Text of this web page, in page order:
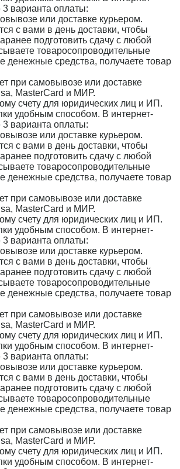
3 варианта оплаты:
или доставке курьером.
с вами в день доставки, чтобы
подготовить сдачу с любой
товаросопроводительные
денежные средства, получаете товар
при самовывозе или доставке
MasterCard и МИР.
счету для юридических лиц и ИП.
удобным способом. В интернет-
3 варианта оплаты:
или доставке курьером.
с вами в день доставки, чтобы
подготовить сдачу с любой
товаросопроводительные
денежные средства, получаете товар
при самовывозе или доставке
MasterCard и МИР.
счету для юридических лиц и ИП.
удобным способом. В интернет-
3 варианта оплаты:
или доставке курьером.
с вами в день доставки, чтобы
подготовить сдачу с любой
товаросопроводительные
денежные средства, получаете товар
при самовывозе или доставке
MasterCard и МИР.
счету для юридических лиц и ИП.
удобным способом. В интернет-
3 варианта оплаты:
или доставке курьером.
с вами в день доставки, чтобы
подготовить сдачу с любой
товаросопроводительные
денежные средства, получаете товар
при самовывозе или доставке
MasterCard и МИР.
счету для юридических лиц и ИП.
удобным способом. В интернет-